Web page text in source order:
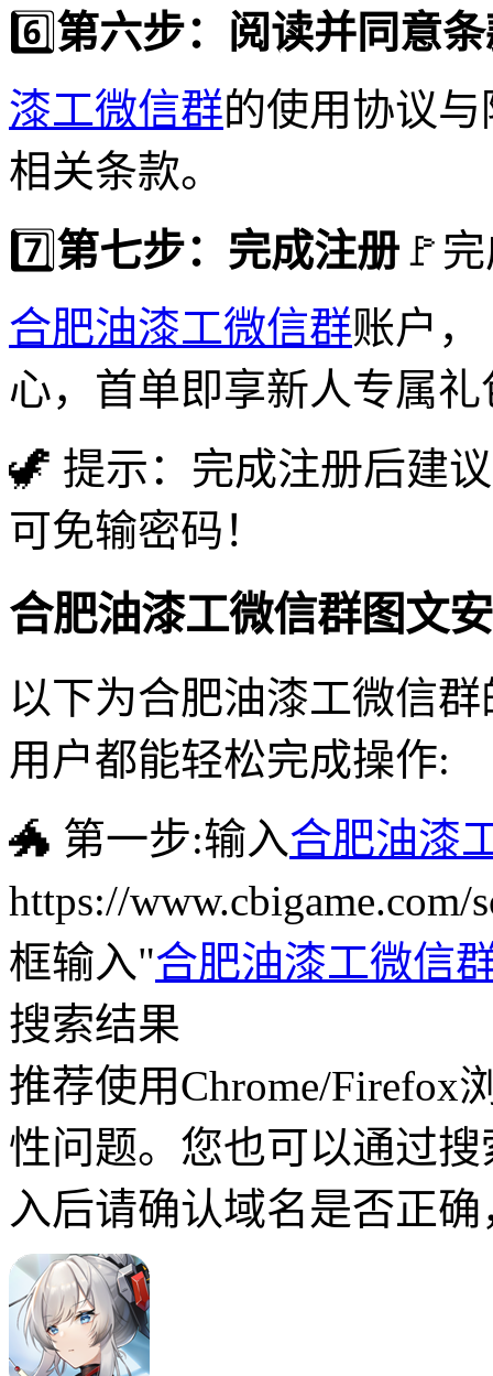
6️⃣第六步：阅读并同意
漆工微信群的使用协议
相关条款。
7️⃣第七步：完成注册 🚩
合肥油漆工微信群账户
心，首单即享新人专属礼
🦖 提示：完成注册后建
可免输密码！
合肥油漆工微信群图文
以下为合肥油漆工微信
用户都能轻松完成操作:
🐲 第一步:输入合肥油漆
https://
框输入"合肥油漆工微信
搜索结果
推荐使用Chrome/Firefox
性问题。您也可以通过
入后请确认域名是否正